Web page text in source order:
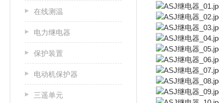
在线测温
电力继电器
保护装置
电动机保护器
三遥单元